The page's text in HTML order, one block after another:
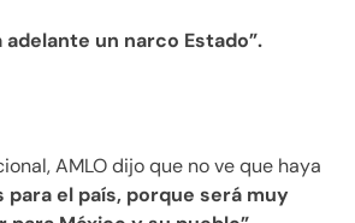
un narco Estado”.
AMLO dijo que no ve que haya
para el país, porque será muy